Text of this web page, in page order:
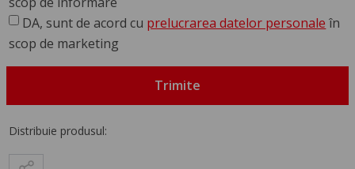
DA, sunt de acord cu prelucrarea datelor personale în
scop de marketing
Trimite
Distribuie produsul: